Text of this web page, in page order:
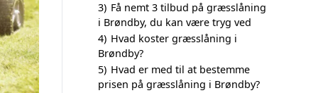
3) Få nemt 3 tilbud på græsslåning
i Brøndby, du kan være tryg ved
4) Hvad koster græsslåning i
Brøndby?
5) Hvad er med til at bestemme
prisen på græsslåning i Brøndby?